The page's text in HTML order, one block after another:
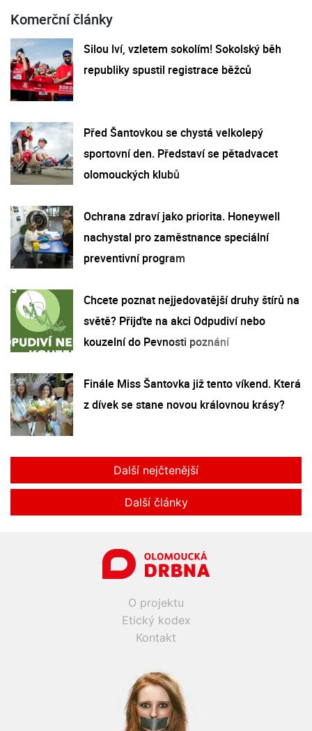
Komerční články
Silou lví, vzletem sokolím! Sokolský běh
republiky spustil registrace běžců
Před Šantovkou se chystá velkolepý
sportovní den. Představí se pětadvacet
olomouckých klubů
Ochrana zdraví jako priorita. Honeywell
nachystal pro zaměstnance speciální
preventivní program
Chcete poznat nejjedovatější druhy štírů na
světě? Přijďte na akci Odpudiví nebo
kouzelní do Pevnosti poznání
Finále Miss Šantovka již tento víkend. Která
z dívek se stane novou královnou krásy?
Další nejčtenější
Další články
O projektu
Etický kodex
Kontakt